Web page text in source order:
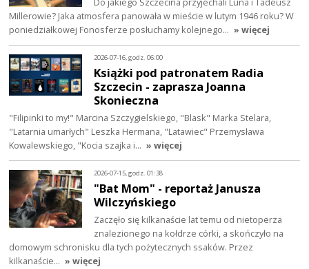
Millerowie? Jaka atmosfera panowała w mieście w lutym 1946 roku? W
poniedziałkowej Fonosferze posłuchamy kolejnego… » więcej
2026-07-16, godz. 06:00
Książki pod patronatem Radia
Szczecin - zaprasza Joanna
Skonieczna
"Filipinki to my!" Marcina Szczygielskiego, "Blask" Marka Stelara,
"Latarnia umarłych" Leszka Hermana, "Latawiec" Przemysława
Kowalewskiego, "Kocia szajka i… » więcej
2026-07-15, godz. 01:38
"Bat Mom" - reportaż Janusza
Wilczyńskiego
Zaczęło się kilkanaście lat temu od nietoperza
znalezionego na kołdrze córki, a skończyło na
domowym schronisku dla tych pożytecznych ssaków. Przez
kilkanaście… » więcej